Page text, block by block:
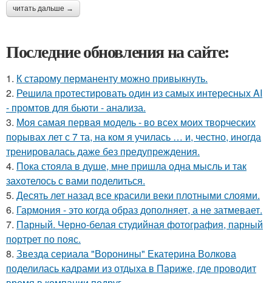
читать дальше →
Последние обновления на сайте:
1. К старому перманенту можно привыкнуть.
2. Решила протестировать один из самых интересных AI
- промтов для бьюти - анализа.
3. Моя самая первая модель - во всех моих творческих
порывах лет с 7 та, на ком я училась … и, честно, иногда
тренировалась даже без предупреждения.
4. Пока стояла в душе, мне пришла одна мысль и так
захотелось с вами поделиться.
5. Десять лет назад все красили веки плотными слоями.
6. Гармония - это когда образ дополняет, а не затмевает.
7. Парный. Черно-белая студийная фотография, парный
портрет по пояс.
8. Звезда сериала "Воронины" Екатерина Волкова
поделилась кадрами из отдыха в Париже, где проводит